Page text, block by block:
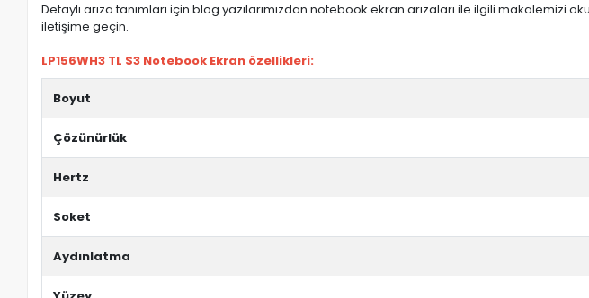
Detaylı arıza tanımları için blog yazılarımızdan notebook ekran arızaları ile ilgili
iletişime geçin.
LP156WH3 TL S3 Notebook Ekran özellikleri:
Boyut
Çözünürlük
Hertz
Soket
Aydınlatma